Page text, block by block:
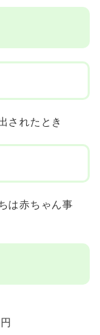
されたとき
は赤ちゃん事